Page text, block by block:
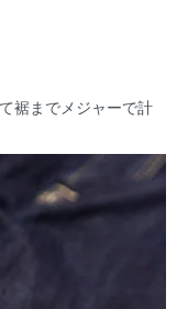
裾までメジャーで計